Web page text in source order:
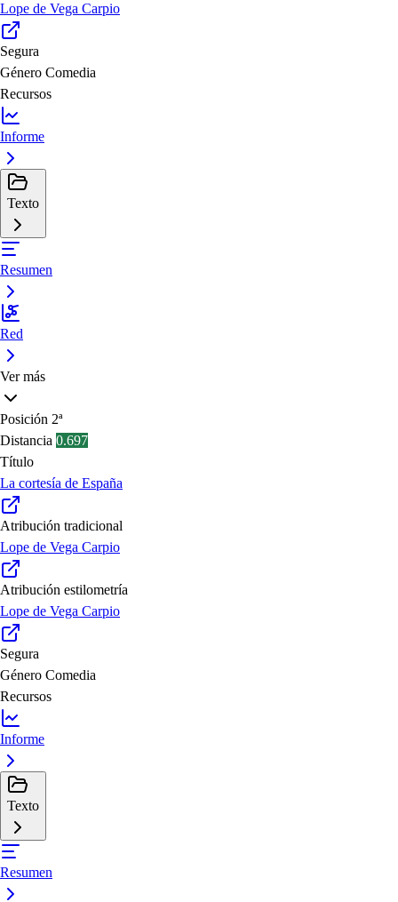
Lope de Vega Carpio
Segura
Género Comedia
Recursos
Informe
Texto
Resumen
Red
Ver más
Posición 2ª
Distancia 0.697
Título
La cortesía de España
Atribución tradicional
Lope de Vega Carpio
Atribución estilometría
Lope de Vega Carpio
Segura
Género Comedia
Recursos
Informe
Texto
Resumen